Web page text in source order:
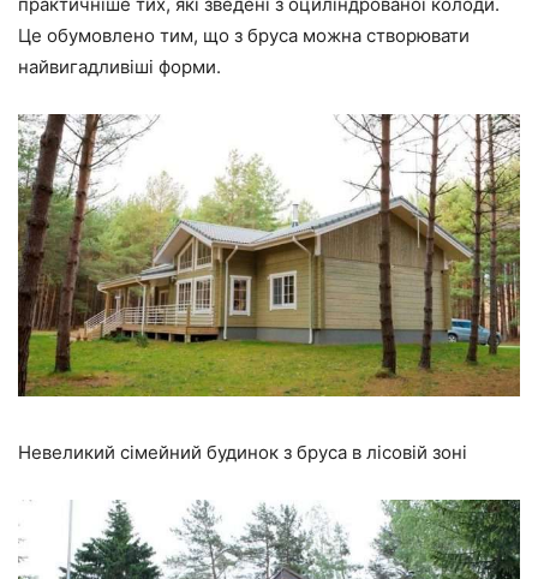
Це обумовлено тим, що з бруса можна створювати
найвигадливіші форми.
Невеликий сімейний будинок з бруса в лісовій зоні